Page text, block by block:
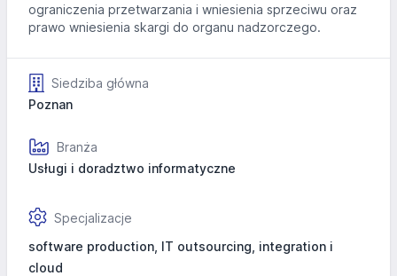
ograniczenia przetwarzania i wniesienia sprzeciwu oraz
prawo wniesienia skargi do organu nadzorczego.
Siedziba główna
Poznan
Branża
Usługi i doradztwo informatyczne
Specjalizacje
software production, IT outsourcing, integration i
cloud